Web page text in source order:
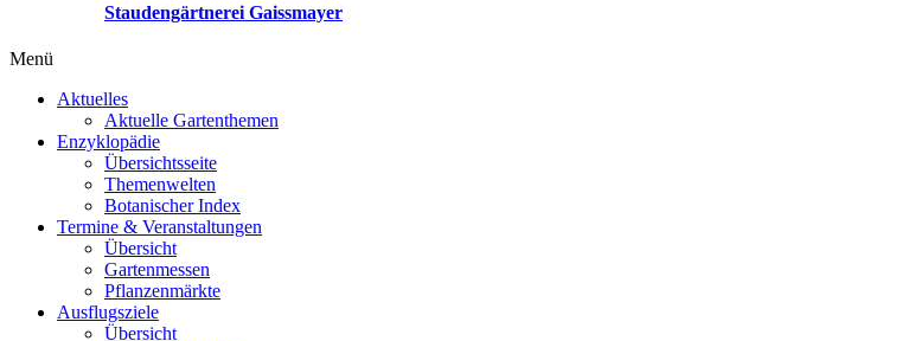
Staudengärtnerei Gaissmayer
Menü
Aktuelles
Aktuelle Gartenthemen
Enzyklopädie
Übersichtsseite
Themenwelten
Botanischer Index
Termine & Veranstaltungen
Übersicht
Gartenmessen
Pflanzenmärkte
Ausflugsziele
Übersicht